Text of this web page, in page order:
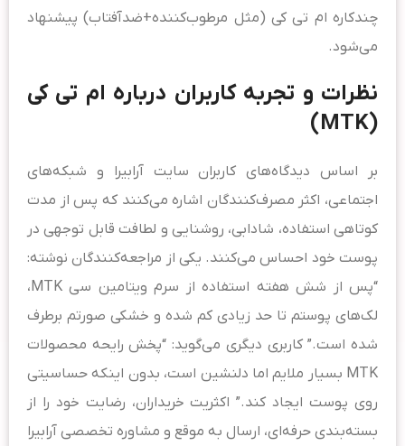
چندکاره ام تی کی (مثل مرطوب‌کننده+ضدآفتاب) پیشنهاد
می‌شود.
نظرات و تجربه کاربران درباره ام تی کی
(MTK)
بر اساس دیدگاه‌های کاربران سایت آرابیرا و شبکه‌های
اجتماعی، اکثر مصرف‌کنندگان اشاره می‌کنند که پس از مدت
کوتاهی استفاده، شادابی، روشنایی و لطافت قابل توجهی در
پوست خود احساس می‌کنند. یکی از مراجعه‌کنندگان نوشته:
“پس از شش هفته استفاده از سرم ویتامین سی MTK،
لک‌های پوستم تا حد زیادی کم شده و خشکی صورتم برطرف
شده است.” کاربری دیگری می‌گوید: “پخش رایحه محصولات
MTK بسیار ملایم اما دلنشین است، بدون اینکه حساسیتی
روی پوست ایجاد کند.” اکثریت خریداران، رضایت خود را از
بسته‌بندی حرفه‌ای، ارسال به موقع و مشاوره تخصصی آرابیرا